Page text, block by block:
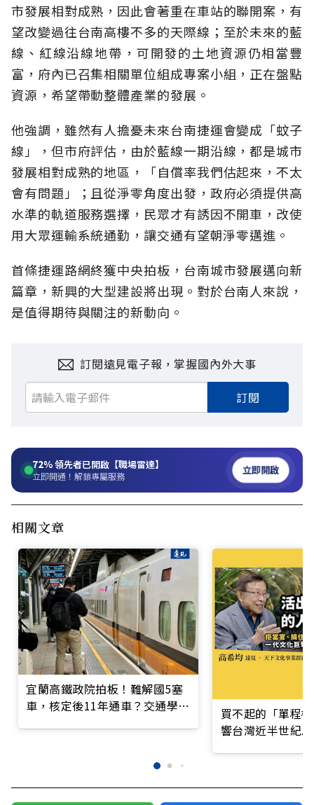
市發展相對成熟，因此會著重在車站的聯開案，有
望改變過往台南高樓不多的天際線；至於未來的藍
線、紅線沿線地帶，可開發的土地資源仍相當豐
富，府內已召集相關單位組成專案小組，正在盤點
資源，希望帶動整體產業的發展。
他強調，雖然有人擔憂未來台南捷運會變成「蚊子
線」，但市府評估，由於藍線一期沿線，都是城市
發展相對成熟的地區，「自償率我們估起來，不太
會有問題」；且從淨零角度出發，政府必須提供高
水準的軌道服務選擇，民眾才有誘因不開車，改使
用大眾運輸系統通勤，讓交通有望朝淨零邁進。
首條捷運路網終獲中央拍板，台南城市發展邁向新
篇章，新興的大型建設將出現。對於台南人來說，
是值得期待與關注的新動向。
訂閱遠見電子報，掌握國內外大事
訂閱
72%領先者已開啟【職場雷達】
立即開通！解鎖專屬服務 立即開啟
相關文章
宜蘭高鐵政院拍板！難解國5塞
車，核定後11年通車？交通學
買不起的「單程
響台灣近半世紀